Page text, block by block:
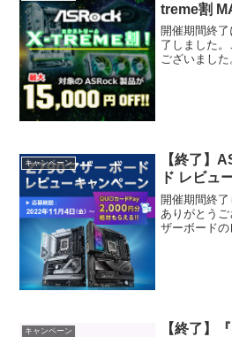
treme割
開催期間終
了しました
ございまし
キャンペーン
【終了】
ド レビュ
開催期間終
ありがとう
ザーボードの
キャンペーン 【終了】